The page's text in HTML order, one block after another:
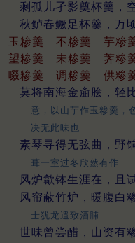
剩孤儿孑影奠杯羹，
秋鲈春鳜足杯羹，万
玉糁羹 不糁羹 芋糁
望糁羹
未糁羹 荠糁
啜糁羹
调糁羹 供糁
莫将南海金齑脍，轻
意，以山芋作玉糁羹，
决无此味也
素琴寻得无弦曲，野
葺一室过冬欣然有作
风炉歙钵生涯在，且
风帘蔽竹炉，暖腹白
士犹龙遣致酒脯
世味曾尝醋，山资有